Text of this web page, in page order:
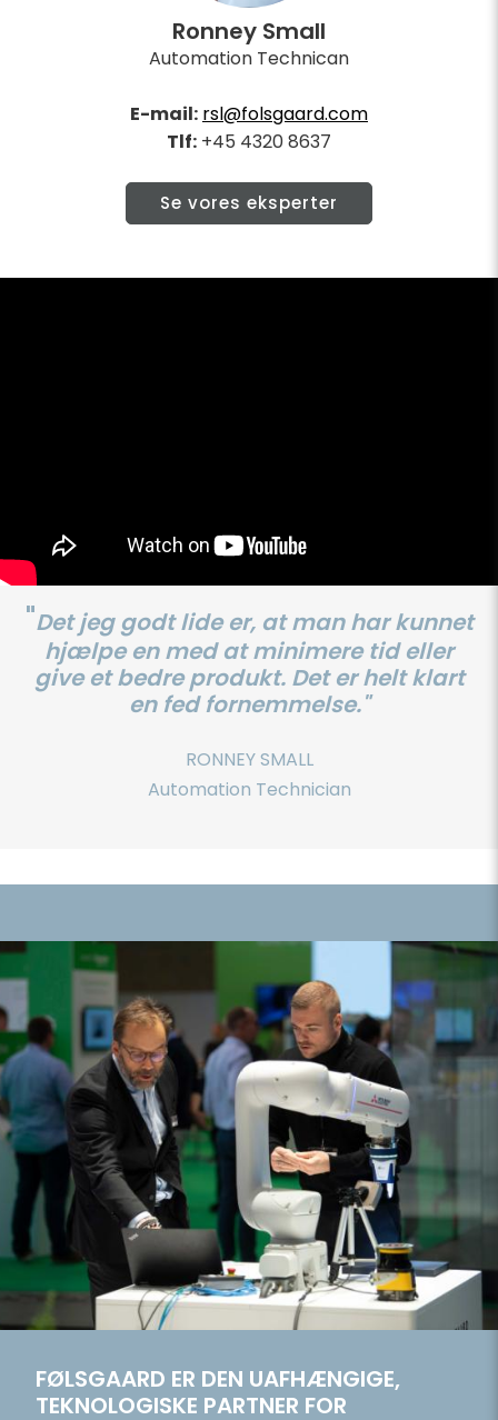
Ronney Small
Automation Technican
E-mail: rsl@folsgaard.com
Tlf: +45 4320 8637
Se vores eksperter
"Det jeg godt lide er, at man har kunnet
hjælpe en med at minimere tid eller
give et bedre produkt. Det er helt klart
en fed fornemmelse."
RONNEY SMALL
Automation Technician
FØLSGAARD ER DEN UAFHÆNGIGE,
TEKNOLOGISKE PARTNER FOR